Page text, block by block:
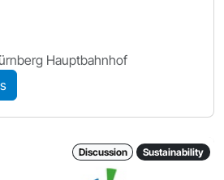
Hauptbahnhof
Discussion Sustainability